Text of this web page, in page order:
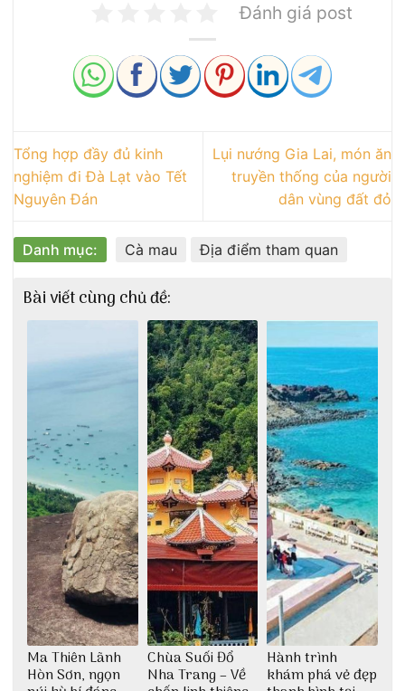
Đánh giá post
Tổng hợp đầy đủ kinh
nghiệm đi Đà Lạt vào Tết
Nguyên Đán
Lụi nướng Gia Lai, món ăn
truyền thống của người
dân vùng đất đỏ
Danh mục: Cà mau Địa điểm tham quan
Bài viết cùng chủ đề:
Ma Thiên Lãnh
Hòn Sơn, ngọn
Chùa Suối Đổ
Nha Trang – Về
Hành trình
khám phá vẻ đẹp